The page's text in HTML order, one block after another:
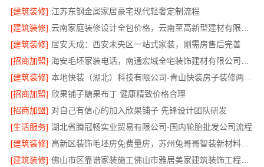
[建筑装修] 江苏东钢金属家居豪宅现代轻奢定制流程
[建筑装修]
[建筑装修] 居安天成：西安未央区一站式家装，刚需房售后完善
[招商加盟]
[建筑装修]
本地快装（湖北）科技有限公司-青山快装房子装修两房一厅
[招商加盟] 欣果铺子糖果布丁 健康精致价格合理
[招商加盟] 对自己有信心的加入欣果铺子 先锋设计团队研发
[生活服务] 湖北省腾冠畅实业贸易有限公司-国内轮胎批发公司流程
[建筑装修]
高新区装饰毛坯房免费量房，苏州兔哥哥智装新材料有限公司
[建筑装修]
佛山市区靠谱家装施工佛山市雅居美家建筑装饰工程有限公司